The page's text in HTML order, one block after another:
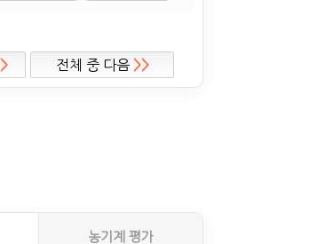
> 전체 중 다음 >>
농기계 평가